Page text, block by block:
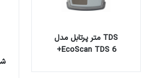
TDS متر پرتابل مدل
EcoScan TDS 6+